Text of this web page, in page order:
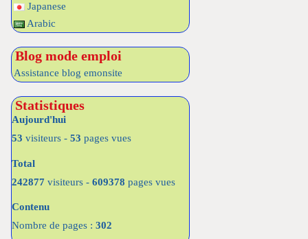
Japanese
Arabic
Blog mode emploi
Assistance blog emonsite
Statistiques
Aujourd'hui
53 visiteurs - 53 pages vues
Total
242877 visiteurs - 609378 pages vues
Contenu
Nombre de pages : 302